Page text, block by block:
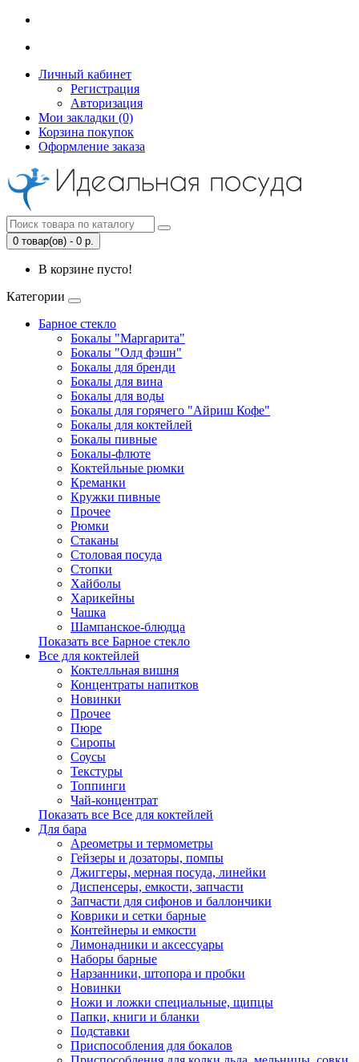
Личный кабинет
Регистрация
Авторизация
Мои закладки (0)
Корзина покупок
Оформление заказа
0 товар(ов) - 0 р.
В корзине пусто!
Категории
Барное стекло
Бокалы "Маргарита"
Бокалы "Олд фэшн"
Бокалы для бренди
Бокалы для вина
Бокалы для воды
Бокалы для горячего "Айриш Кофе"
Бокалы для коктейлей
Бокалы пивные
Бокалы-флюте
Коктейльные рюмки
Креманки
Кружки пивные
Прочее
Рюмки
Стаканы
Столовая посуда
Стопки
Хайболы
Харикейны
Чашка
Шампанское-блюдца
Показать все Барное стекло
Все для коктейлей
Коктелльная вишня
Концентраты напитков
Новинки
Прочее
Пюре
Сиропы
Соусы
Текстуры
Топпинги
Чай-концентрат
Показать все Все для коктейлей
Для бара
Ареометры и термометры
Гейзеры и дозаторы, помпы
Джиггеры, мерная посуда, линейки
Диспенсеры, емкости, запчасти
Запчасти для сифонов и баллончики
Коврики и сетки барные
Контейнеры и емкости
Лимонадники и аксессуары
Наборы барные
Нарзанники, штопора и пробки
Новинки
Ножи и ложки специальные, щипцы
Папки, книги и бланки
Подставки
Приспособления для бокалов